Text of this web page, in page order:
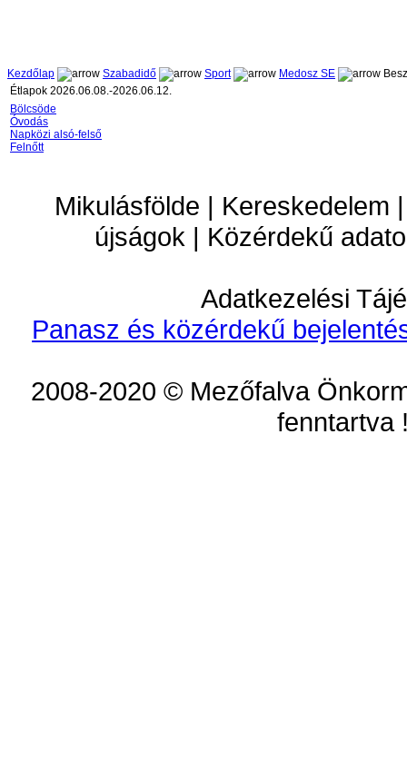
Kezdőlap Szabadidő Sport Medosz SE
Étlapok 2026.06.08.-2026.06.12.
Bölcsöde
Óvodás
Napközi alsó-felső
Felnőtt
Mikulásfölde | Kereskedelem
újságok | Közérdekű
Adatkezelési
Panasz és közérdekű
2008-2020 © Mezőfalva
fenntartva